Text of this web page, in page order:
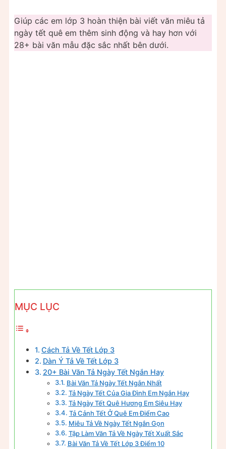
Giúp các em lớp 3 hoàn thiện bài viết văn miêu tả
ngày tết quê em thêm sinh động và hay hơn với
28+ bài văn mẫu đặc sắc nhất bên dưới.
MỤC LỤC
Cách Tả Về Tết Lớp 3
Dàn Ý Tả Về Tết Lớp 3
20+ Bài Văn Tả Ngày Tết Ngắn Hay
Bài Văn Tả Ngày Tết Ngắn Nhất
Tả Ngày Tết Của Gia Đình Em Ngắn Hay
Tả Ngày Tết Quê Hương Em Siêu Hay
Tả Cảnh Tết Ở Quê Em Điểm Cao
Miêu Tả Về Ngày Tết Ngắn Gọn
Tập Làm Văn Tả Về Ngày Tết Xuất Sắc
Bài Văn Tả Về Tết Lớp 3 Điểm 10